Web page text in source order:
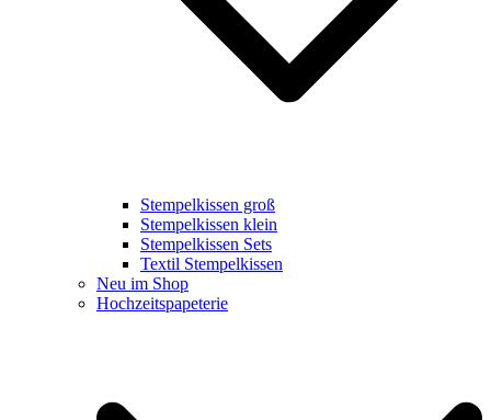
Stempelkissen groß
Stempelkissen klein
Stempelkissen Sets
Textil Stempelkissen
Neu im Shop
Hochzeitspapeterie